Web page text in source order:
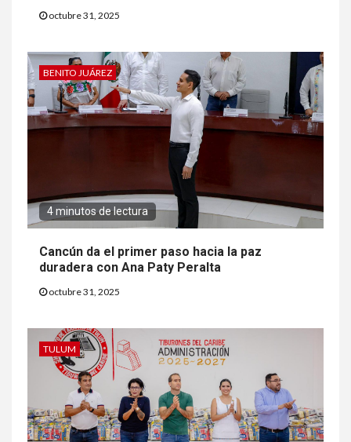
octubre 31, 2025
BENITO JUÁREZ
4 minutos de lectura
Cancún da el primer paso hacia la paz
duradera con Ana Paty Peralta
octubre 31, 2025
TULUM